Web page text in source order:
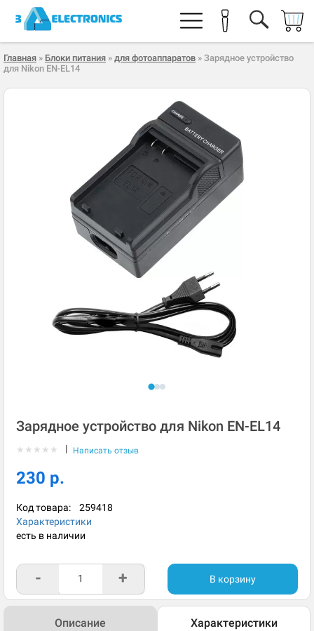
Главная » Блоки питания » для фотоаппаратов » Зарядное устройство
для Nikon EN-EL14
Зарядное устройство для Nikon EN-EL14
★ ★ ★ ★ ★ | Написать отзыв
230 р.
Код товара: 259418
Характеристики
есть в наличии
- + В корзину
Описание Характеристики